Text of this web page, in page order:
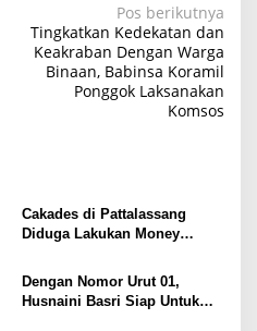
Pos berikutnya
Tingkatkan Kedekatan dan
Keakraban Dengan Warga
Binaan, Babinsa Koramil
Ponggok Laksanakan
Komsos
Cakades di Pattalassang
Diduga Lakukan Money
Segera Diusut
Dengan Nomor Urut 01,
Husnaini Basri Siap Untuk